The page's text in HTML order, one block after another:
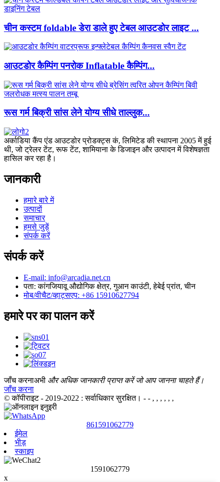
चीन कस्टम foldable डेरा डाले हुए टेबल आउटडोर लाइट ...
आउटडोर कैम्पिंग पनरोक Inflatable कैम्पिंग...
रूस गर्म बिक्री सांस लेने योग्य सीधे ताल्लुक...
अर्काडिया कैंप एंड आउटडोर प्रोडक्ट्स कं, लिमिटेड की स्थापना 2005 में हुई
थी, जो ट्रेलर टेंट, रूफ टेंट, शामियाना के डिजाइन और उत्पादन में विशेषज्ञता
हासिल कर रहा है।
जानकारी
हमारे बारे में
उत्पादों
समाचार
हमसे जुड़ें
संपर्क करें
संपर्क करें
E-mail: info@arcadia.net.cn
पता: कांगजियावू औद्योगिक क्षेत्र, गुआन काउंटी, हेबेई प्रांत, चीन
मोब/वीचैट/व्हाट्सएप: +86 15910627794
हमारे पर का पालन करें
जाँच करनाअभी और अधिक जानकारी प्राप्त करें जो आप जानना चाहते हैं।
जाँच करना
© कॉपीराइट - 2019-2022 : सर्वाधिकार सुरक्षित। - - , , , , , ,
861591062779
ईमेल
भीड़
स्काइप
1591062779
x